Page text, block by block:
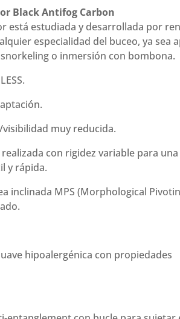
Black Antifog Carbon
está estudiada y desarrollada por
especialidad del buceo, ya sea
o inmersión con bombona.
muy reducida.
con rigidez variable para una
y rápida.
inclinada MPS (Morphological
hipoalergénica con propiedades